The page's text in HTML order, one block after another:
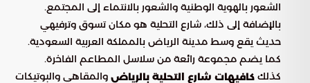
الشعور بالهوية الوطنية والشعور بالانتماء إلى المجتمع.
بالإضافة إلى ذلك، شارع التحلية هو مكان تسوق وترفيهي
حديث يقع وسط مدينة الرياض بالمملكة العربية السعودية.
كما يضم مجموعة رائعة من سلاسل المطاعم الفاخرة.
كذلك كافيهات شارع التحلية بالرياض والمقاهي والبوتيكات